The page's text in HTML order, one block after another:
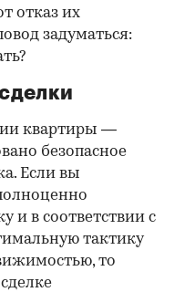
отказ их
задуматься:
квартиры —
безопасное
Если вы
и в соответствии с
тактику
то